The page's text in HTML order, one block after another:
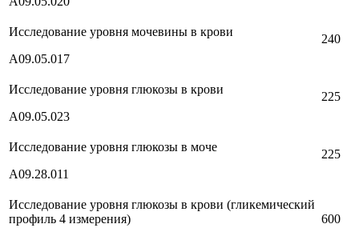
Исследование уровня мочевины в крови
А09.05.017
240
Исследование уровня глюкозы в крови
А09.05.023
225
Исследование уровня глюкозы в моче
А09.28.011
225
Исследование уровня глюкозы в крови (гликемический
профиль 4 измерения)
600